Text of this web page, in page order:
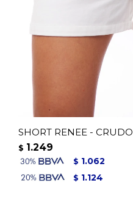
SHORT RENEE - CRUDO
$ 1.249
$ 1.062
$ 1.124